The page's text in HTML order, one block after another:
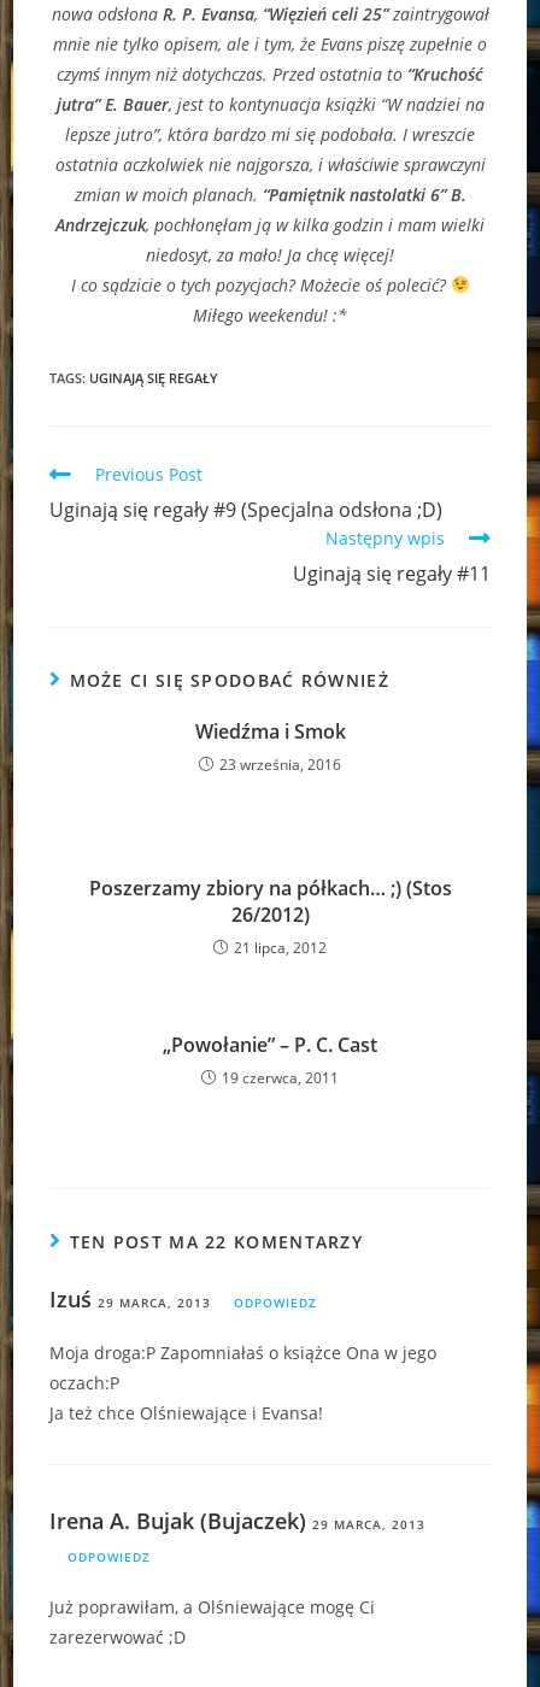
nowa odsłona R. P. Evansa, “Więzień celi 25”zaintrygował
mnie nie tylko opisem, ale i tym, że Evans piszę zupełnie o
czymś innym niż dotychczas. Przed ostatnia to “Kruchość
jutra” E. Bauer, jest to kontynuacja książki “W nadziei na
lepsze jutro”, która bardzo mi się podobała. I wreszcie
ostatnia aczkolwiek nie najgorsza, i właściwie sprawczyni
zmian w moich planach. “Pamiętnik nastolatki 6” B.
Andrzejczuk, pochłonęłam ją w kilka godzin i mam wielki
niedosyt, za mało! Ja chcę więcej!
I co sądzicie o tych pozycjach? Możecie oś polecić?
Miłego weekendu! :*
TAGS: UGINAJĄ SIĘ REGAŁY
Read
articles
Previous Post
Uginają się regały #9 (Specjalna odsłona ;D)
Następny wpis
Uginają się regały #11
MOŻE CI SIĘ SPODOBAĆ RÓWNIEŻ
Wiedźma i Smok
23 września, 2016
Poszerzamy zbiory na półkach… ;) (Stos
26/2012)
21 lipca, 2012
„Powołanie” – P. C. Cast
19 czerwca, 2011
TEN POST MA 22 KOMENTARZY
Izuś 29 MARCA, 2013 ODPOWIEDZ
Moja droga:P Zapomniałaś o książce Ona w jego
oczach:P
Ja też chce Olśniewające i Evansa!
Irena A. Bujak (Bujaczek) 29 MARCA, 2013
ODPOWIEDZ
Już poprawiłam, a Olśniewające mogę Ci
zarezerwować ;D